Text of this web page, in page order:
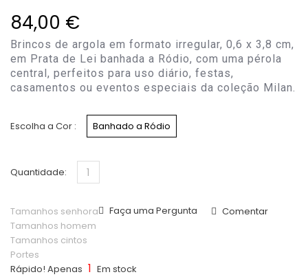
84,00 €
Brincos de argola em formato irregular, 0,6 x 3,8 cm,
em Prata de Lei banhada a Ródio, com uma pérola
central, perfeitos para uso diário, festas,
casamentos ou eventos especiais da coleção Milan.
Escolha a Cor : Banhado a Ródio
Quantidade:
Tamanhos senhora
Tamanhos homem
Tamanhos cintos
Portes
Faça uma Pergunta Comentar
Rápido! Apenas 1 Em stock